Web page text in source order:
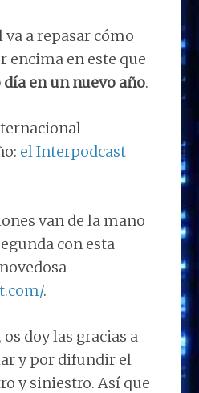
a repasar cómo
encima en este que
en un nuevo año.
el Interpodcast
van de la mano
con esta
.
doy las gracias a
y por difundir el
y siniestro. Así que